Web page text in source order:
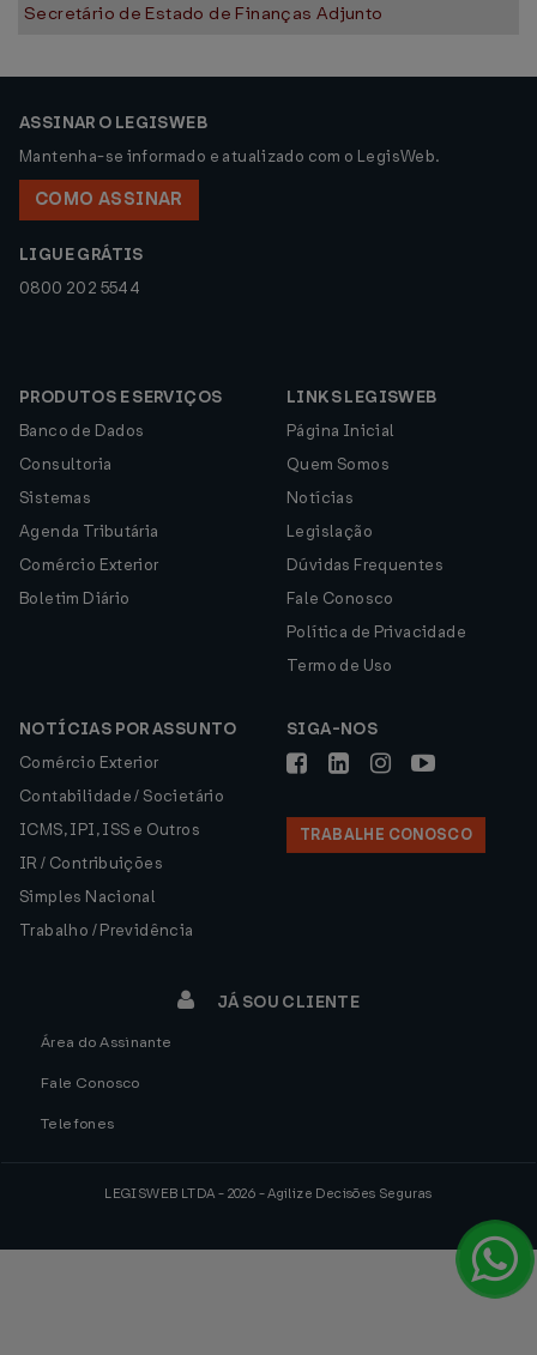
Secretário de Estado de Finanças Adjunto
ASSINAR O LEGISWEB
Mantenha-se informado e atualizado com o LegisWeb.
COMO ASSINAR
LIGUE GRÁTIS
0800 202 5544
PRODUTOS E SERVIÇOS
Banco de Dados
Consultoria
Sistemas
Agenda Tributária
Comércio Exterior
Boletim Diário
LINKS LEGISWEB
Página Inicial
Quem Somos
Notícias
Legislação
Dúvidas Frequentes
Fale Conosco
Política de Privacidade
Termo de Uso
NOTÍCIAS POR ASSUNTO
Comércio Exterior
Contabilidade / Societário
ICMS, IPI, ISS e Outros
IR / Contribuições
Simples Nacional
Trabalho / Previdência
SIGA-NOS
TRABALHE CONOSCO
JÁ SOU CLIENTE
Área do Assinante
Fale Conosco
Telefones
LEGISWEB LTDA - 2026 - Agilize Decisões Seguras